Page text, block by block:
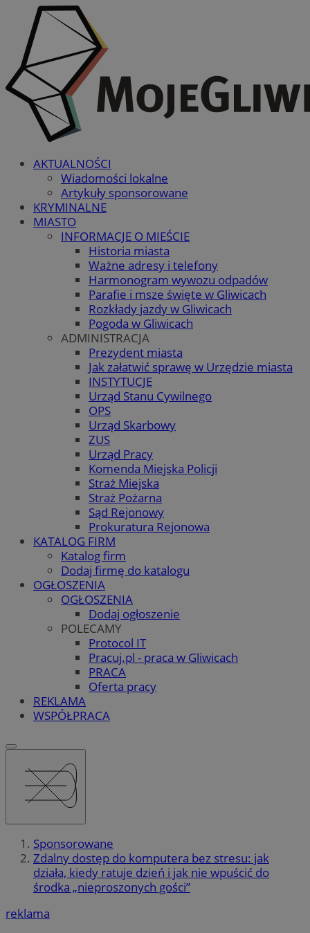
AKTUALNOŚCI
Wiadomości lokalne
Artykuły sponsorowane
KRYMINALNE
MIASTO
INFORMACJE O MIEŚCIE
Historia miasta
Ważne adresy i telefony
Harmonogram wywozu odpadów
Parafie i msze święte w Gliwicach
Rozkłady jazdy w Gliwicach
Pogoda w Gliwicach
ADMINISTRACJA
Prezydent miasta
Jak załatwić sprawę w Urzędzie miasta
INSTYTUCJE
Urząd Stanu Cywilnego
OPS
Urząd Skarbowy
ZUS
Urząd Pracy
Komenda Miejska Policji
Straż Miejska
Straż Pożarna
Sąd Rejonowy
Prokuratura Rejonowa
KATALOG FIRM
Katalog firm
Dodaj firmę do katalogu
OGŁOSZENIA
OGŁOSZENIA
Dodaj ogłoszenie
POLECAMY
Protocol IT
Pracuj.pl - praca w Gliwicach
PRACA
Oferta pracy
REKLAMA
WSPÓŁPRACA
Sponsorowane
Zdalny dostęp do komputera bez stresu: jak
działa, kiedy ratuje dzień i jak nie wpuścić do
środka „nieproszonych gości”
reklama